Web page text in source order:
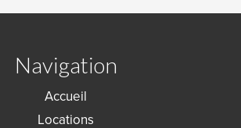
Navigation
Accueil
Locations